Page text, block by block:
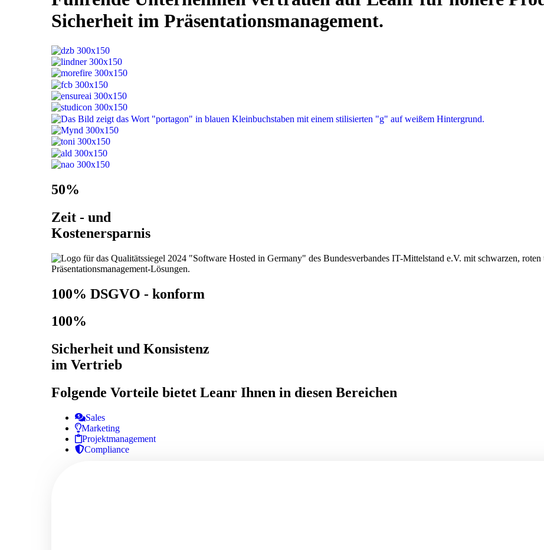
Sicherheit im Präsentationsmanagement.
50%
Zeit - und
Kostenersparnis
100% DSGVO - konform
100%
Sicherheit und Konsistenz
im Vertrieb
Folgende Vorteile bietet Leanr Ihnen in diesen Bereichen
Sales
Marketing
Projektmanagement
Compliance